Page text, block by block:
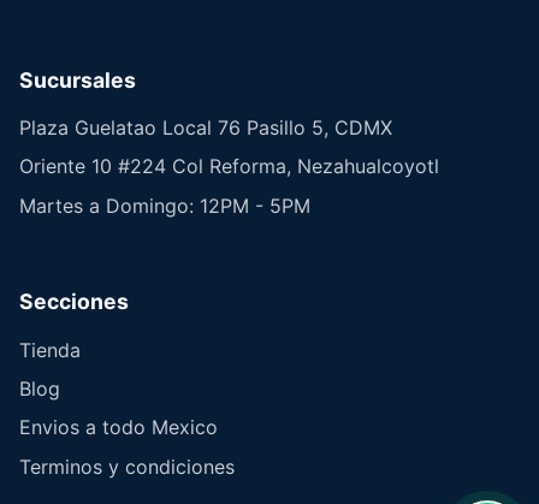
Sucursales
Plaza Guelatao Local 76 Pasillo 5, CDMX
Oriente 10 #224 Col Reforma, Nezahualcoyotl
Martes a Domingo: 12PM - 5PM
Secciones
Tienda
Blog
Envios a todo Mexico
Terminos y condiciones